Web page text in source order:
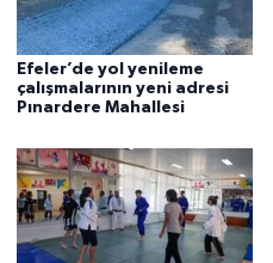
Efeler’de yol yenileme
çalışmalarının yeni adresi
Pınardere Mahallesi